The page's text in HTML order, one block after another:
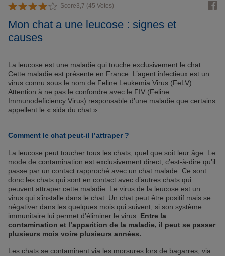
Score3,7 (45 Votes)
Mon chat a une leucose : signes et
causes
La leucose est une maladie qui touche exclusivement le chat.
Cette maladie est présente en France. L’agent infectieux est un
virus connu sous le nom de Feline Leukemia Virus (FeLV).
Attention à ne pas le confondre avec le FIV (Feline
Immunodeficiency Virus) responsable d’une maladie que certains
appellent le « sida du chat ».
Comment le chat peut-il l’attraper ?
La leucose peut toucher tous les chats, quel que soit leur âge. Le
mode de contamination est exclusivement direct, c’est-à-dire qu’il
passe par un contact rapproché avec un chat malade. Ce sont
donc les chats qui sont en contact avec d’autres chats qui
peuvent attraper cette maladie. Le virus de la leucose est un
virus qui s’installe dans le chat. Un chat peut être positif mais se
négativer dans les quelques mois qui suivent, si son système
immunitaire lui permet d’éliminer le virus. Entre la
contamination et l’apparition de la maladie, il peut se passer
plusieurs mois voire plusieurs années.
Les chats se contaminent via les morsures lors de bagarres, via